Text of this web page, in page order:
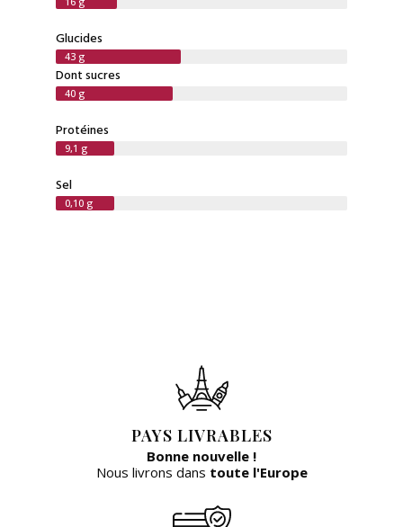
Glucides
43 g
Dont sucres
40 g
Protéines
9,1 g
Sel
0,10 g
PAYS LIVRABLES
Bonne nouvelle !
Nous livrons dans toute l'Europe